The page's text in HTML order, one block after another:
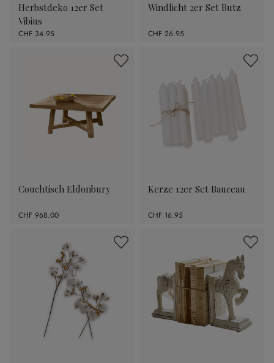
Herbstdeko 12er Set
Vibius
CHF 34.95
Windlicht 2er Set Butz
CHF 26.95
Couchtisch Eldonbury
CHF 968.00
Kerze 12er Set Bauceau
CHF 16.95